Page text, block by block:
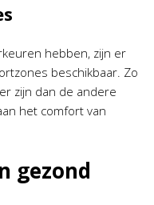
hebben, zijn er
beschikbaar. Zo
zijn dan de andere
het comfort van
gezond